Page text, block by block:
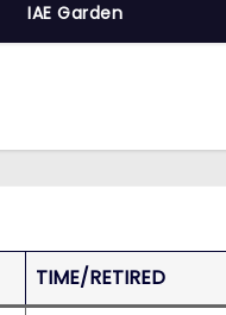
IAE Garden
TIME/RETIRED